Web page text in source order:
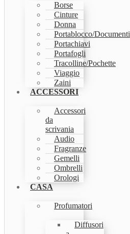
Borse
Cinture
Donna
Portablocco/Documenti
Portachiavi
Portafogli
Tracolline/Pochette
Viaggio
Zaini
ACCESSORI
Accessori
da
scrivania
Audio
Fragranze
Gemelli
Ombrelli
Orologi
CASA
Profumatori
Diffusori